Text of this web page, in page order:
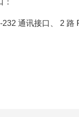
232 通讯接口、 2 路